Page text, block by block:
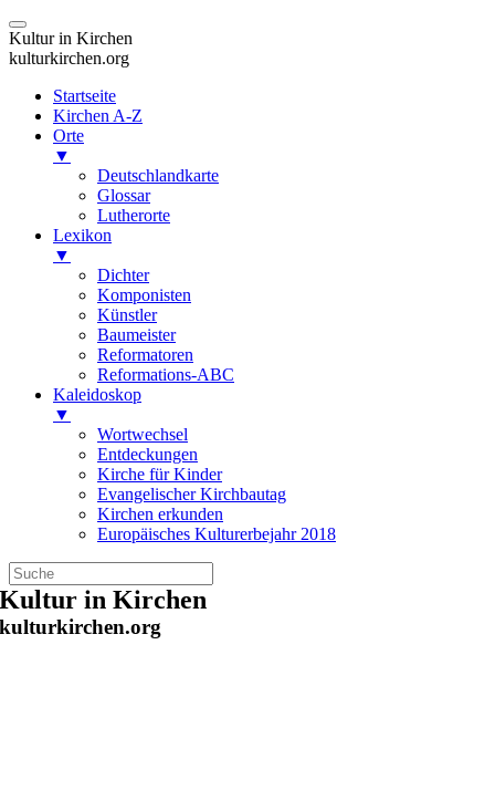
Kultur in Kirchen
kulturkirchen.org
Startseite
Kirchen A-Z
Orte
▼
Deutschlandkarte
Glossar
Lutherorte
Lexikon
▼
Dichter
Komponisten
Künstler
Baumeister
Reformatoren
Reformations-ABC
Kaleidoskop
▼
Wortwechsel
Entdeckungen
Kirche für Kinder
Evangelischer Kirchbautag
Kirchen erkunden
Europäisches Kulturerbejahr 2018
Zum
Inhalt
springen
Kultur in Kirchen
kulturkirchen.org